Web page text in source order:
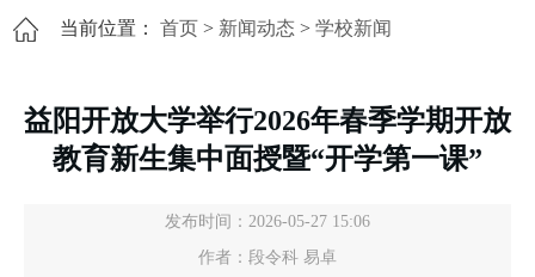
当前位置： 首页 > 新闻动态 > 学校新闻
益阳开放大学举行2026年春季学期开放
教育新生集中面授暨“开学第一课”
发布时间：2026-05-27 15:06
作者：段令科 易卓